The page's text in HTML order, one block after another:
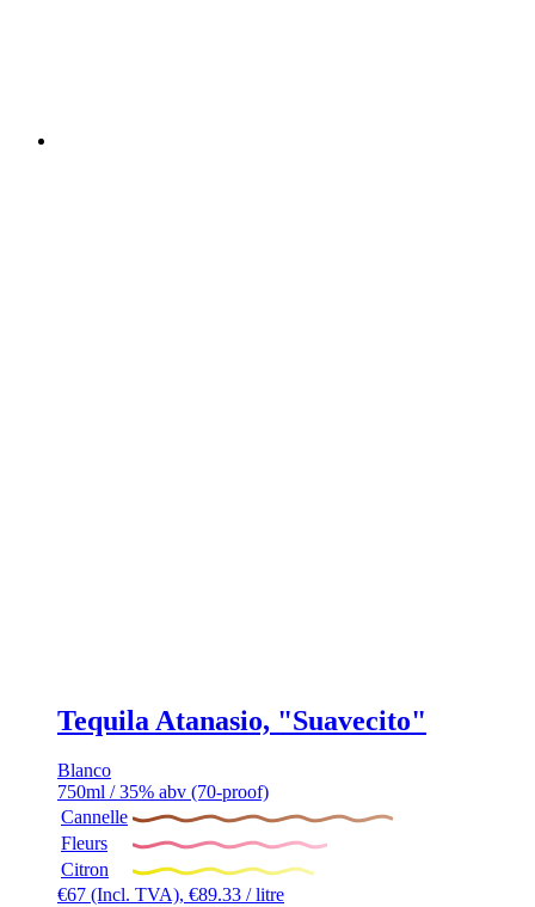
Tequila Atanasio, "Suavecito"
Blanco
750ml / 35% abv (70-proof)
Cannelle
Fleurs
Citron
€67 (Incl. TVA), €89.33 / litre